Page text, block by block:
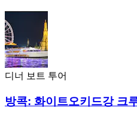
디너 보트 투어
방콕: 화이트오키드강 크